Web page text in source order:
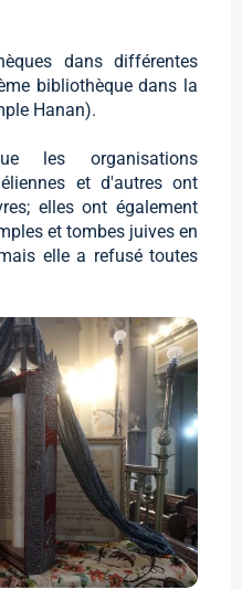
dans différentes
bibliothèque dans la
Hanan).
les organisations
et d'autres ont
elles ont également
et tombes juives en
elle a refusé toutes